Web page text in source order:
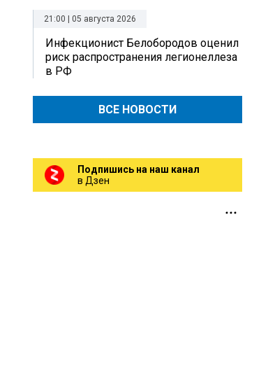
21:00 | 05 августа 2026
Инфекционист Белобородов оценил
риск распространения легионеллеза
в РФ
ВСЕ НОВОСТИ
Подпишись на наш канал
в Дзен